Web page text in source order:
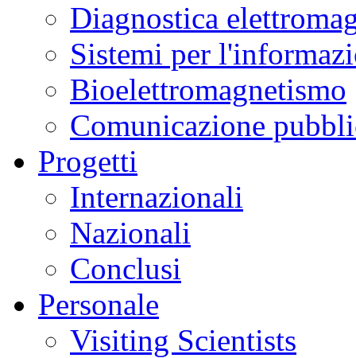
Diagnostica
Sistemi per
Bioelettromagnetismo
Comunicazione
Progetti
Internazionali
Nazionali
Conclusi
Personale
Visiting Scientists